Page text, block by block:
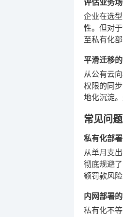
企业在选
性。但对
至私有化
平滑迁移
从公有云
权限的同
地化沉淀
常见问
私有化部
从单月支
彻底规避
额罚款风
内网部署
私有化不